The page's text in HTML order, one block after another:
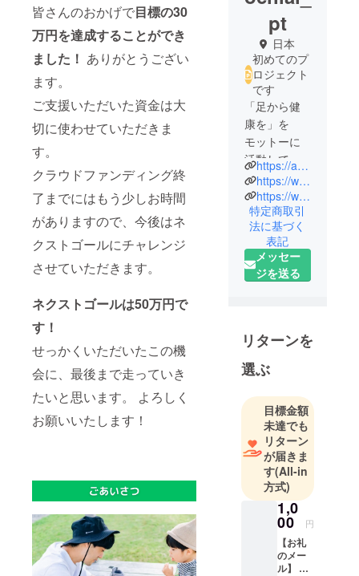
皆さんのおかげで目標の30
万円を達成することができ
ました！ ありがとうござい
ます。
ご支援いただいた資金は大
切に使わせていただきま
す。
クラウドファンディング終
了までにはもう少しお時間
がありますので、今後はネ
クストゴールにチャレンジ
させていただきます。
ネクストゴールは50万円で
す！
せっかくいただいたこの機
会に、最後まで走っていき
たいと思います。 よろしく
お願いいたします！
pt
日本
初めてのプ
ロジェクト
です
「足から健
康を」を
モットーに
活動してお
ります。
学生時代に
交通事故に
遭い、大腿
骨を骨折
し、実際に
自分がリハ
で、理学療
法士を志し
ました。
院で10年弱
勤務した中
で、足元の
崩れから姿
勢や歩行の
崩れに繋
がってお
り、足元を
整える事で
それらが改
https://ashiiku-growing-up2020.my.canva.site/
https://www.instagram.com/ashiiku.niichan/
https://www.facebook.com/shinji.ochiai.7
特定商取引
法に基づく
表記
メッセー
ジを送る
リターンを
選ぶ
目標金額
未達でも
リターン
が届きま
す(All-in
方式)
1,0
00 円
【お礼
のメー
ル】 こ